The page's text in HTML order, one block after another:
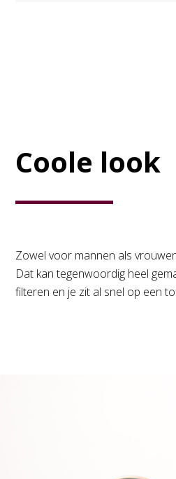
Coole look
Zowel voor mannen als
Dat kan tegenwoordig heel
filteren en je zit al snel op een